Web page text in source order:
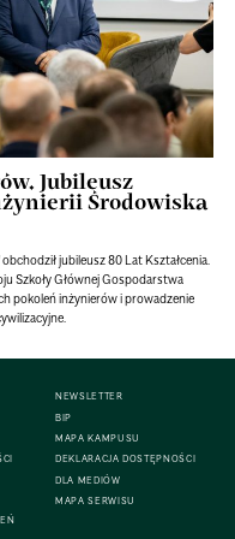
Jubileusz
Środowiska
jubileusz 80 Lat Kształcenia.
Szkoły Głównej Gospodarstwa
pokoleń inżynierów i prowadzenie
NEWSLETTER
BIP
MAPA KAMPUSU
DEKLARACJA DOSTĘPNOŚCI
DLA MEDIÓW
MAPA SERWISU